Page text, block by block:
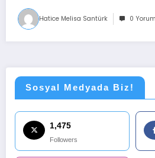
Hatice Melisa Santürk 0
Sosyal Medyada Biz!
1,475
Followers